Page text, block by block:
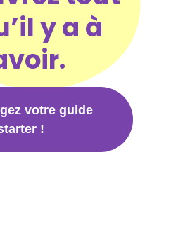
y a à
votre guide
!